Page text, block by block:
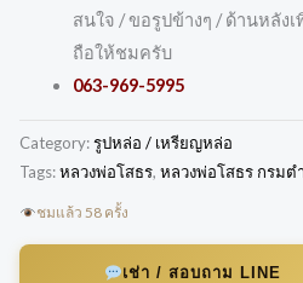
สนใจ / ขอรูปข้างๆ / ด้านหลัง
ถือให้ชมครับ
063-969-5995
Category:รูปหล่อ / เหรียญหล่อ
Tags:หลวงพ่อโสธร, หลวงพ่อโสธร กรมต
ชมแล้ว 58 ครั้ง
เช่า / สอบถาม LINE